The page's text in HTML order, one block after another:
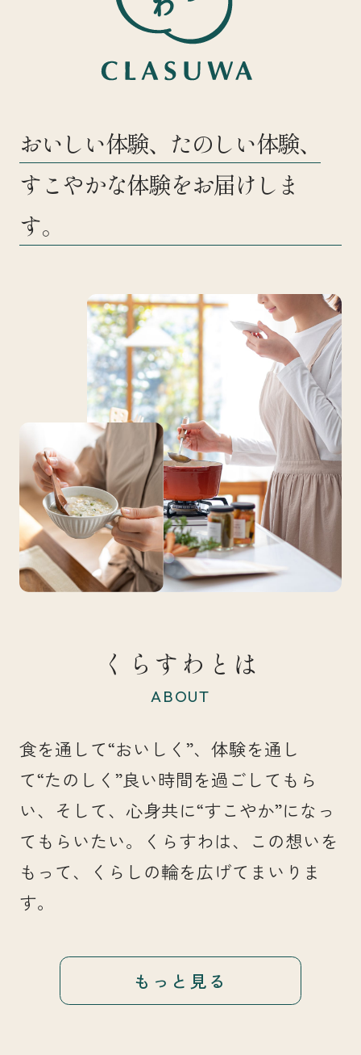
おいしい体験、たのしい体験、
すこやかな体験をお届けしま
す。
くらすわとは
ABOUT
食を通して“おいしく”、体験を通し
て“たのしく”良い時間を過ごしてもら
い、そして、心身共に“すこやか”になっ
てもらいたい。くらすわは、この想いを
もって、くらしの輪を広げてまいりま
す。
もっと見る